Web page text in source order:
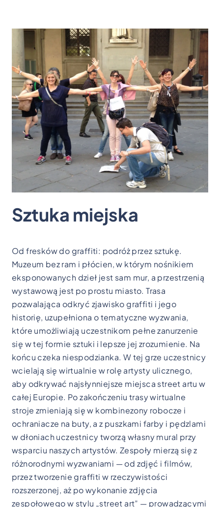
Sztuka miejska
Od fresków do graffiti: podróż przez sztukę.
Muzeum bez ram i płócien, w którym nośnikiem
eksponowanych dzieł jest sam mur, a przestrzenią
wystawową jest po prostu miasto. Trasa
pozwalająca odkryć zjawisko graffiti i jego
historię, uzupełniona o tematyczne wyzwania,
które umożliwiają uczestnikom pełne zanurzenie
się w tej formie sztuki i lepsze jej zrozumienie. Na
końcu czeka niespodzianka. W tej grze uczestnicy
wcielają się wirtualnie w rolę artysty ulicznego,
aby odkrywać najsłynniejsze miejsca street artu w
całej Europie. Po zakończeniu trasy wirtualne
stroje zmieniają się w kombinezony robocze i
ochraniacze na buty, a z puszkami farby i pędzlami
w dłoniach uczestnicy tworzą własny mural przy
wsparciu naszych artystów. Zespoły mierzą się z
różnorodnymi wyzwaniami — od zdjęć i filmów,
przez tworzenie graffiti w rzeczywistości
rozszerzonej, aż po wykonanie zdjęcia
zespołowego w stylu „street art” — prowadzącymi